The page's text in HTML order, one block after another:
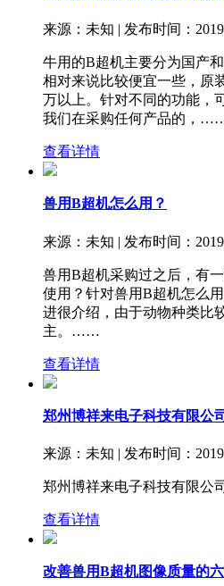
来源：未知 | 发布时间：
牛用的B超机主要分为国产
相对来说比较便宜一些，原
万以上。针对不同的功能，
我们在采购任何产品的，
查看详情
兽用B超机怎么用？
来源：未知 | 发布时间：
兽用B超机采购过之后，有
使用？针对兽用B超机怎么
进很介绍，由于动物种类比
主。……
查看详情
郑州博祥来电子科技有限公
来源：未知 | 发布时间：
郑州博祥来电子科技有限
查看详情
改善兽用B超机图像质量的